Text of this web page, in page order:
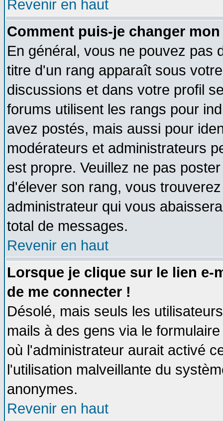
Revenir en haut
Comment puis-je changer
En général, vous ne pouvez pas
titre d'un rang apparaît sous
discussions et dans votre profil
forums utilisent les rangs pour
avez postés, mais aussi pour
modérateurs et administrateurs
est propre. Veuillez ne pas
d'élever son rang, vous
administrateur qui vous
total de messages.
Revenir en haut
Lorsque je clique sur le lien e-
de me connecter !
Désolé, mais seuls les
mails à des gens via le
où l'administrateur aurait activé
l'utilisation malveillante du
anonymes.
Revenir en haut